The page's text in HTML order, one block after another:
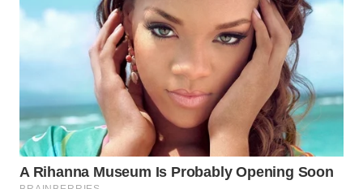
SUMEDANG
WN
CIANJUR
KEPULAUAN